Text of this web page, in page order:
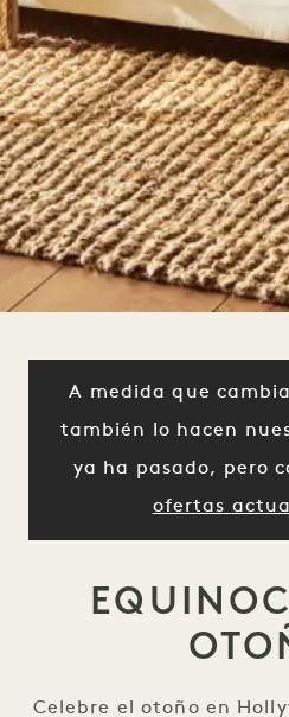
A medida que
también lo hacen
ya ha pasado, pero
ofertas
Celebre el otoño en